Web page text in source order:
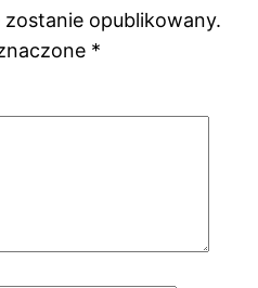
opublikowany.
*